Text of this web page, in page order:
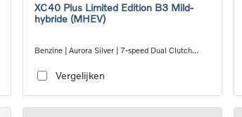
XC40 Plus Limited Edition B3 Mild-
hybride (MHEV)
Benzine | Aurora Silver | 7-speed Dual Clutch
Vergelijken